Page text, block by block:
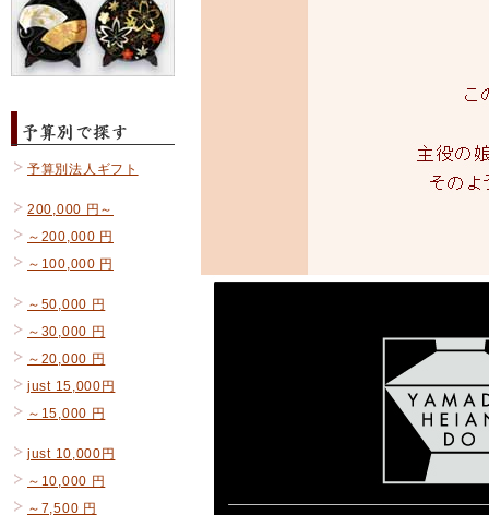
予算別法人ギフト
200,000 円～
～200,000 円
～100,000 円
～50,000 円
～30,000 円
～20,000 円
just 15,000円
～15,000 円
just 10,000円
～10,000 円
～7,500 円